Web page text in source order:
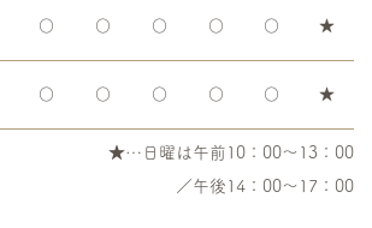
○ ○ ○ ○ ○ ★
○ ○ ○ ○ ○ ★
★…日曜は午前10：00～13：00
／午後14：00～17：00